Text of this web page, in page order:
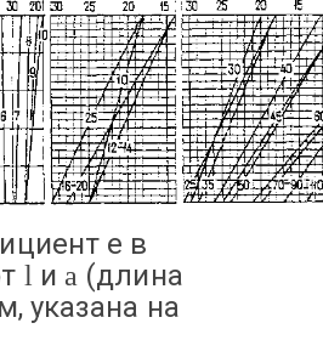
е в
l и a (длина
указана на